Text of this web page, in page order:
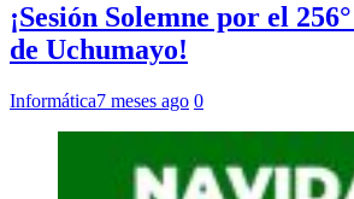
¡Sesión Solemne por el
de Uchumayo!
Informática7 meses ago 0